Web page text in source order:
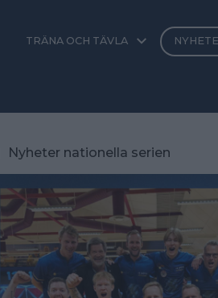
TRÄNA OCH TÄVLA
Nyheter nationella serien